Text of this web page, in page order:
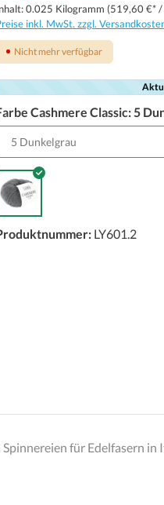
0.025 Kilogramm (519,60 €* /
inkl. MwSt. zzgl.
Nicht mehr verfügbar
Cashmere Classic: 5
LY601.2
für Edelfasern